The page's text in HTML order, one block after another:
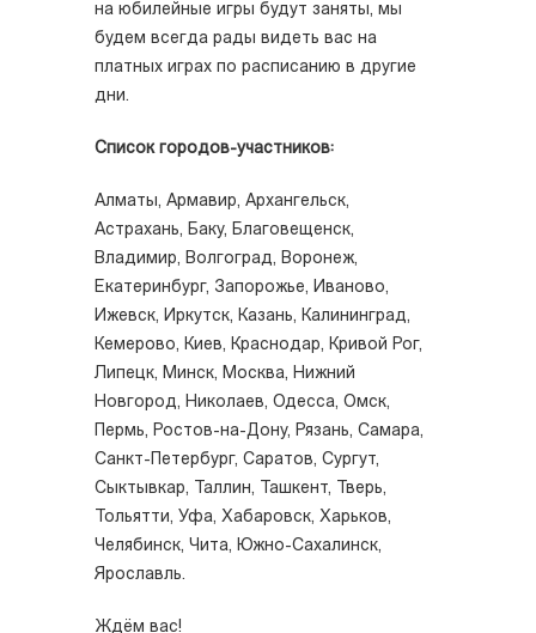
на юбилейные игры будут заняты, мы
будем всегда рады видеть вас на
платных играх по расписанию в другие
дни.
Список городов-участников:
Алматы, Армавир, Архангельск,
Астрахань, Баку, Благовещенск,
Владимир, Волгоград, Воронеж,
Екатеринбург, Запорожье, Иваново,
Ижевск, Иркутск, Казань, Калининград,
Кемерово, Киев, Краснодар, Кривой Рог,
Липецк, Минск, Москва, Нижний
Новгород, Николаев, Одесса, Омск,
Пермь, Ростов-на-Дону, Рязань, Самара,
Санкт-Петербург, Саратов, Сургут,
Сыктывкар, Таллин, Ташкент, Тверь,
Тольятти, Уфа, Хабаровск, Харьков,
Челябинск, Чита, Южно-Сахалинск,
Ярославль.
Ждём вас!